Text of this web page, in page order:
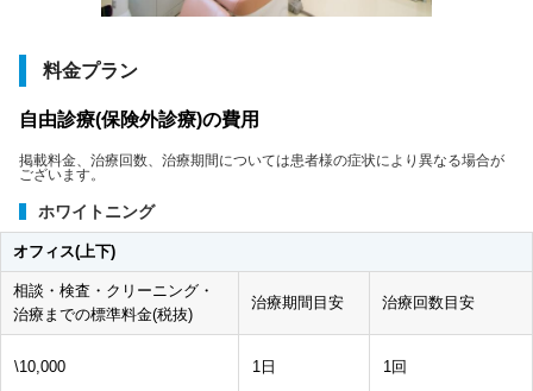
料金プラン
自由診療(保険外診療)の費用
掲載料金、治療回数、治療期間については患者様の症状により異なる場合が
ございます。
ホワイトニング
オフィス(上下)
相談・検査・クリーニング・
治療までの標準料金(税抜)
治療期間目安 治療回数目安
\10,000 1日 1回